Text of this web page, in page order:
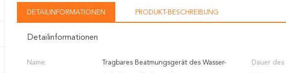
DETAILINFORMATIONEN PRODUKT-BESCHREIBUNG
Detailinformationen
Name: Tragbares Beatmungsgerät des Wasser- Dauer des